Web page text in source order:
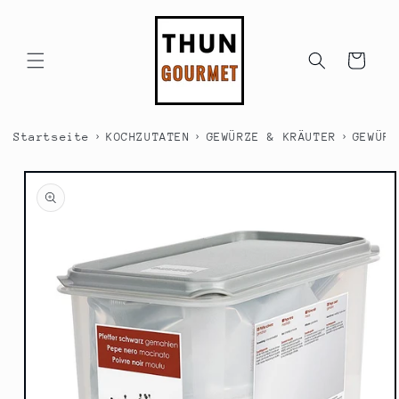
Warenkorb
Startseite › KOCHZUTATEN › GEWÜRZE & KRÄUTER ›